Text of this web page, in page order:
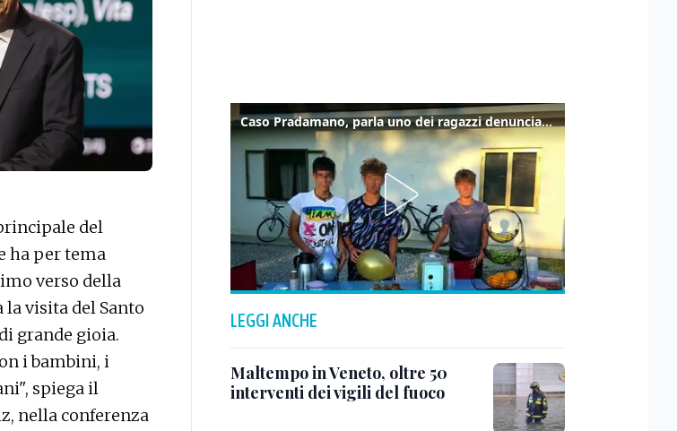
del
ha per tema
verso della
visita del Santo
grande gioia.
i bambini, i
spiega il
nella conferenza
Caso Pradamano, parla uno dei ragazzi denunciati per la limonata: "Volevo anche aiutare i miei"
LEGGI ANCHE
Maltempo in Veneto, oltre 50
interventi dei vigili del fuoco